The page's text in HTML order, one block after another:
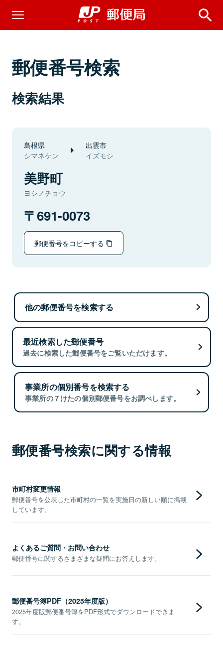
郵便番号検索
検索結果
島根県
シマネケン
出雲市
イズモシ
美野町
ヨシノチョウ
691-0073
郵便番号をコピーする
他の郵便番号を検索する
最近検索した郵便番号
過去に検索した郵便番号をご覧いただけます。
事業所の個別番号を検索する
事業所の７けたの個別郵便番号をお調べします。
郵便番号検索に関する情報
市町村変更情報
郵便番号を公表した市町村の一覧を実施日の新しい順に掲載
しています。
よくあるご質問・お問い合わせ
郵便番号に関するさまざまな疑問にお答えします。
郵便番号簿PDF（2025年度版）
2025年度版郵便番号簿をPDF形式でダウンロードできま
す。